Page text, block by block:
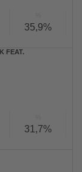
35,9%
FEAT.
31,7%